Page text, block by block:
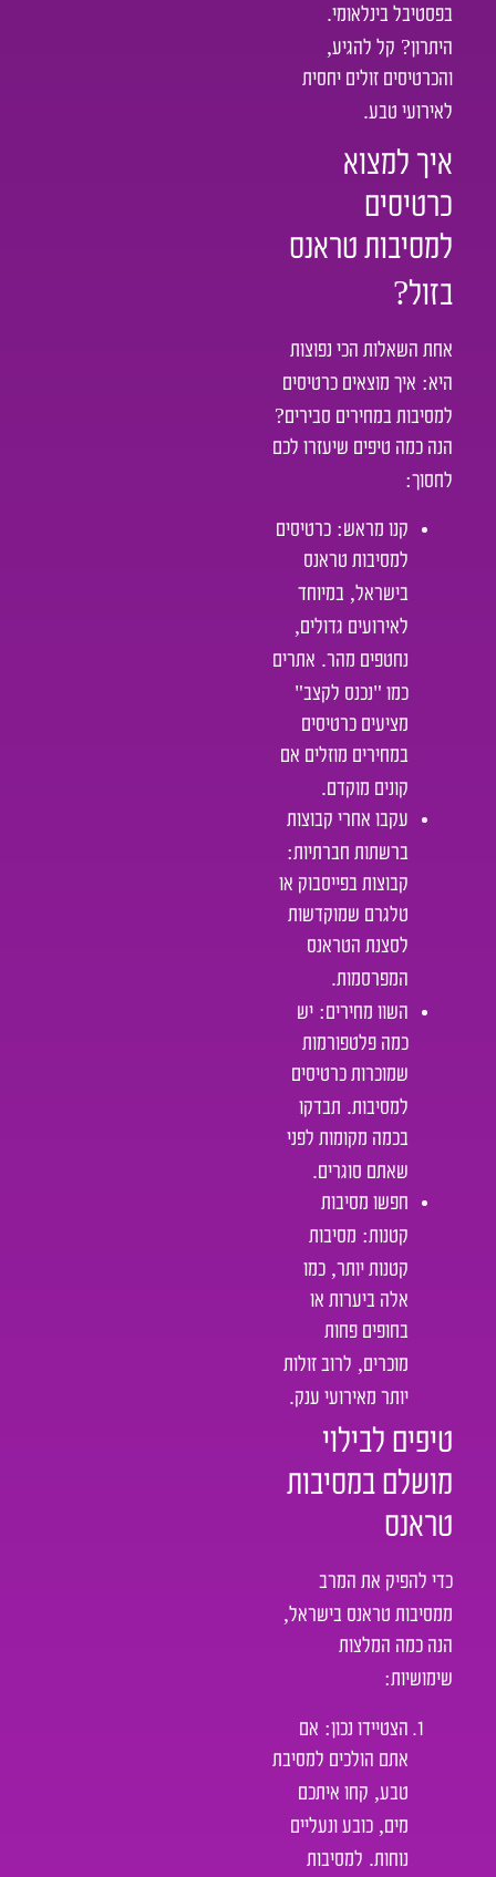
בפסטיבל בינלאומי.
היתרון? קל להגיע,
והכרטיסים זולים יחסית
לאירועי טבע.
איך למצוא
כרטיסים
למסיבות טראנס
בזול?
אחת השאלות הכי נפוצות
היא: איך מוצאים כרטיסים
למסיבות במחירים סבירים?
הנה כמה טיפים שיעזרו לכם
לחסוך:
קנו מראש: כרטיסים
למסיבות טראנס
בישראל, במיוחד
לאירועים גדולים,
נחטפים מהר. אתרים
כמו "נכנס לקצב"
מציעים כרטיסים
במחירים מוזלים אם
קונים מוקדם.
עקבו אחרי קבוצות
ברשתות חברתיות:
קבוצות בפייסבוק או
טלגרם שמוקדשות
לסצנת הטראנס
המפרסמות.
השוו מחירים: יש
כמה פלטפורמות
שמוכרות כרטיסים
למסיבות. תבדקו
בכמה מקומות לפני
שאתם סוגרים.
חפשו מסיבות
קטנות: מסיבות
קטנות יותר, כמו
אלה ביערות או
בחופים פחות
מוכרים, לרוב זולות
יותר מאירועי ענק.
טיפים לבילוי
מושלם במסיבות
טראנס
כדי להפיק את המרב
ממסיבות טראנס בישראל,
הנה כמה המלצות
שימושיות:
הצטיידו נכון: אם
אתם הולכים למסיבת
טבע, קחו איתכם
מים, כובע ונעליים
נוחות. למסיבות